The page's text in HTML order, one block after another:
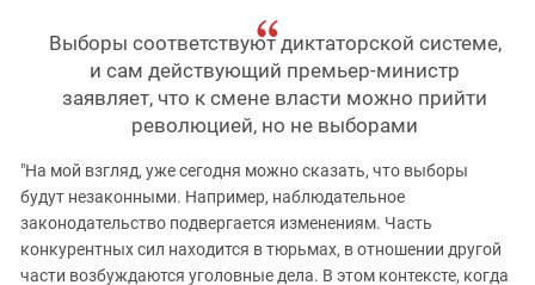
Выборы соответствуют диктаторской системе,
и сам действующий премьер-министр
заявляет, что к смене власти можно прийти
революцией, но не выборами
"На мой взгляд, уже сегодня можно сказать, что выборы
будут незаконными. Например, наблюдательное
законодательство подвергается изменениям. Часть
конкурентных сил находится в тюрьмах, в отношении другой
части возбуждаются уголовные дела. В этом контексте, когда